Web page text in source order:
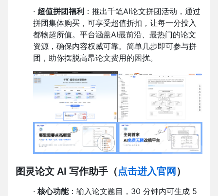
· 超值拼团福利 ：推出千笔AI论文拼团活动，通过
拼团集体购买，可享受超值折扣，让每一分投入
都物超所值。平台涵盖AI最前沿、最热门的论文
资源，确保内容权威可靠。简单几步即可参与拼
团，助你摆脱高昂论文费用的困扰。
图灵论文 AI 写作助手 （点击进入官网 ）
· 核心功能：输入论文题目，30 分钟内可生成 5